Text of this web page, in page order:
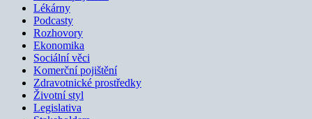
Lékárny
Podcasty
Rozhovory
Ekonomika
Sociální věci
Komerční pojištění
Zdravotnické prostředky
Životní styl
Legislativa